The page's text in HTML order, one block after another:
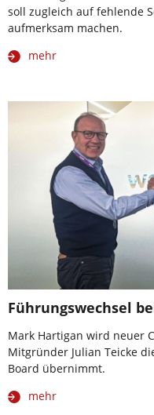
soll zugleich auf fehlende
aufmerksam machen.
mehr
Führungswechsel
Mark Hartigan wird neuer
Mitgründer Julian Teicke
Board übernimmt.
mehr